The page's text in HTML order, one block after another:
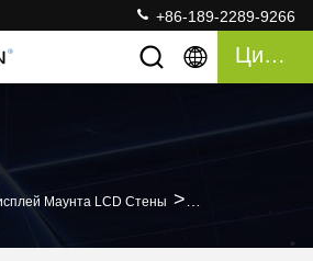
+86-189-2289-9266
Цитата
Маунта LCD Стены >